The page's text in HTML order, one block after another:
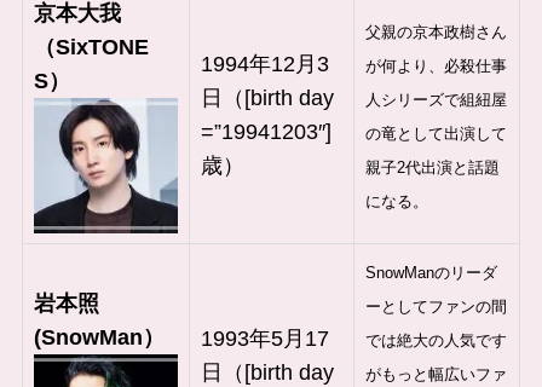
京本大我
（SixTONE
S）
1994年12月3
日（[birth day
=”19941203″]
歳）
父親の京本政樹さん
が何より、必殺仕事
人シリーズで組紐屋
の竜として出演して
親子2代出演と話題
になる。
岩本照
(SnowMan）
1993年5月17
日（[birth day
SnowManのリーダ
ーとしてファンの間
では絶大の人気です
がもっと幅広いファ